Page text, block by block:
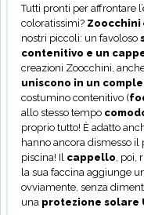
Tutti pronti per affrontare
coloratissimi? Zoocchini
nostri piccoli: un favoloso
contenitivo e un
creazioni Zoocchini,
uniscono in un
costumino contenitivo (
allo stesso tempo
proprio tutto! È adatto
hanno ancora dismesso
piscina! Il cappello ,
la sua faccina aggiunge
ovviamente, senza
una protezione solare